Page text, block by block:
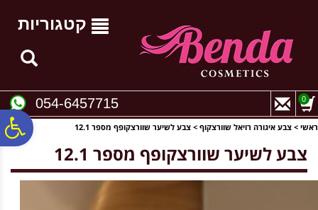
נגישות
קטגוריות
054-6457715 0
ראשי > צבע איגורה רויאל שוורצקוף > צבע לשיער שוורצקופף מספר 12.1
צבע לשיער שוורצקופף מספר 12.1